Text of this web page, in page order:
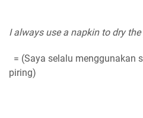
I always use a napkin to dry the
= (Saya selalu menggunakan
piring)